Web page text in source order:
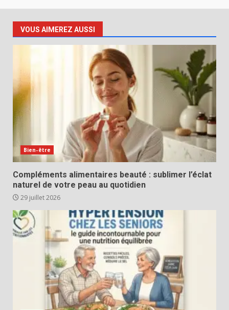
VOUS AIMEREZ AUSSI
Bien-être
Compléments alimentaires beauté : sublimer l’éclat
naturel de votre peau au quotidien
29 juillet 2026